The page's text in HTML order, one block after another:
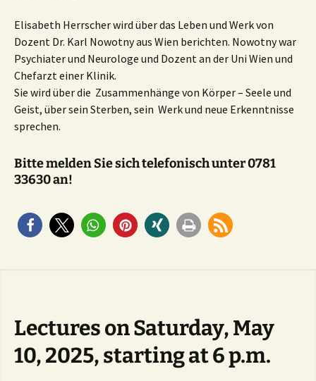
Elisabeth Herrscher wird über das Leben und Werk von
Dozent Dr. Karl Nowotny aus Wien berichten. Nowotny war
Psychiater und Neurologe und Dozent an der Uni Wien und
Chefarzt einer Klinik.
Sie wird über die Zusammenhänge von Körper – Seele und
Geist, über sein Sterben, sein Werk und neue Erkenntnisse
sprechen.
Bitte melden Sie sich telefonisch unter 0781
33630 an!
Lectures on Saturday, May
10, 2025, starting at 6 p.m.